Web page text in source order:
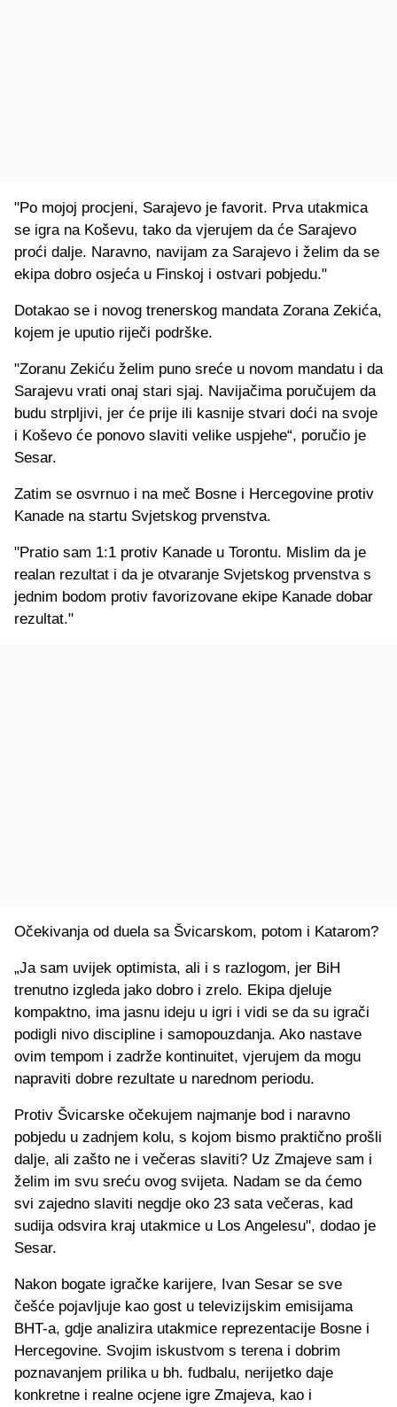
"Po mojoj procjeni, Sarajevo je favorit. Prva utakmica
se igra na Koševu, tako da vjerujem da će Sarajevo
proći dalje. Naravno, navijam za Sarajevo i želim da se
ekipa dobro osjeća u Finskoj i ostvari pobjedu."
Dotakao se i novog trenerskog mandata Zorana Zekića,
kojem je uputio riječi podrške.
"Zoranu Zekiću želim puno sreće u novom mandatu i da
Sarajevu vrati onaj stari sjaj. Navijačima poručujem da
budu strpljivi, jer će prije ili kasnije stvari doći na svoje
i Koševo će ponovo slaviti velike uspjehe“, poručio je
Sesar.
Zatim se osvrnuo i na meč Bosne i Hercegovine protiv
Kanade na startu Svjetskog prvenstva.
"Pratio sam 1:1 protiv Kanade u Torontu. Mislim da je
realan rezultat i da je otvaranje Svjetskog prvenstva s
jednim bodom protiv favorizovane ekipe Kanade dobar
rezultat."
Očekivanja od duela sa Švicarskom, potom i Katarom?
„Ja sam uvijek optimista, ali i s razlogom, jer BiH
trenutno izgleda jako dobro i zrelo. Ekipa djeluje
kompaktno, ima jasnu ideju u igri i vidi se da su igrači
podigli nivo discipline i samopouzdanja. Ako nastave
ovim tempom i zadrže kontinuitet, vjerujem da mogu
napraviti dobre rezultate u narednom periodu.
Protiv Švicarske očekujem najmanje bod i naravno
pobjedu u zadnjem kolu, s kojom bismo praktično prošli
dalje, ali zašto ne i večeras slaviti? Uz Zmajeve sam i
želim im svu sreću ovog svijeta. Nadam se da ćemo
svi zajedno slaviti negdje oko 23 sata večeras, kad
sudija odsvira kraj utakmice u Los Angelesu", dodao je
Sesar.
Nakon bogate igračke karijere, Ivan Sesar se sve
češće pojavljuje kao gost u televizijskim emisijama
BHT-a, gdje analizira utakmice reprezentacije Bosne i
Hercegovine. Svojim iskustvom s terena i dobrim
poznavanjem prilika u bh. fudbalu, nerijetko daje
konkretne i realne ocjene igre Zmajeva, kao i